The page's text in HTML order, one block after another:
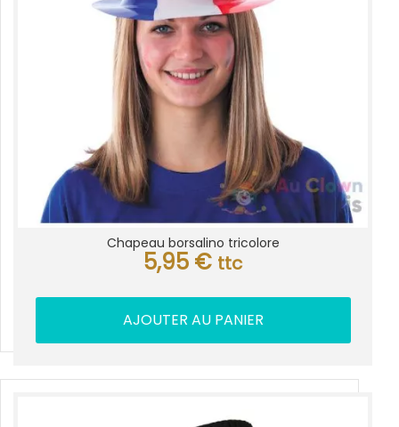
Chapeau borsalino tricolore
5,95 € ttc
AJOUTER AU PANIER